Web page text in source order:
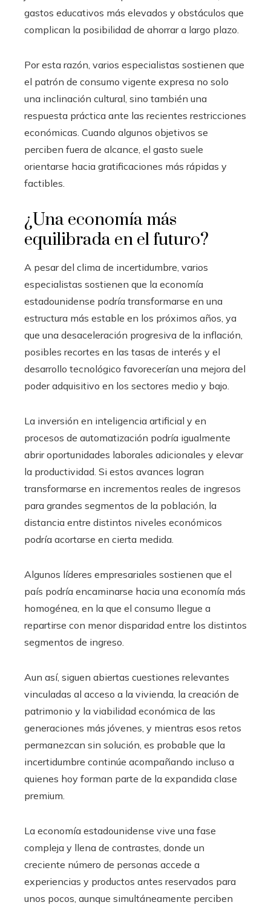
gastos educativos más elevados y obstáculos que
complican la posibilidad de ahorrar a largo plazo.
Por esta razón, varios especialistas sostienen que
el patrón de consumo vigente expresa no solo
una inclinación cultural, sino también una
respuesta práctica ante las recientes restricciones
económicas. Cuando algunos objetivos se
perciben fuera de alcance, el gasto suele
orientarse hacia gratificaciones más rápidas y
factibles.
¿Una economía más
equilibrada en el futuro?
A pesar del clima de incertidumbre, varios
especialistas sostienen que la economía
estadounidense podría transformarse en una
estructura más estable en los próximos años, ya
que una desaceleración progresiva de la inflación,
posibles recortes en las tasas de interés y el
desarrollo tecnológico favorecerían una mejora del
poder adquisitivo en los sectores medio y bajo.
La inversión en inteligencia artificial y en
procesos de automatización podría igualmente
abrir oportunidades laborales adicionales y elevar
la productividad. Si estos avances logran
transformarse en incrementos reales de ingresos
para grandes segmentos de la población, la
distancia entre distintos niveles económicos
podría acortarse en cierta medida.
Algunos líderes empresariales sostienen que el
país podría encaminarse hacia una economía más
homogénea, en la que el consumo llegue a
repartirse con menor disparidad entre los distintos
segmentos de ingreso.
Aun así, siguen abiertas cuestiones relevantes
vinculadas al acceso a la vivienda, la creación de
patrimonio y la viabilidad económica de las
generaciones más jóvenes, y mientras esos retos
permanezcan sin solución, es probable que la
incertidumbre continúe acompañando incluso a
quienes hoy forman parte de la expandida clase
premium.
La economía estadounidense vive una fase
compleja y llena de contrastes, donde un
creciente número de personas accede a
experiencias y productos antes reservados para
unos pocos, aunque simultáneamente perciben